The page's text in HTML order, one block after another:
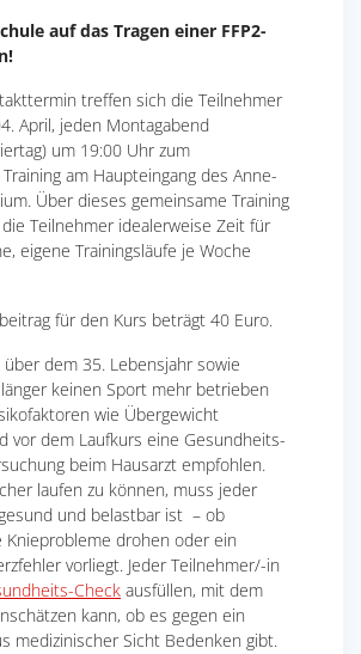
auf das Tragen einer FFP2-
treffen sich die Teilnehmer
April, jeden Montagabend
um 19:00 Uhr zum
am Haupteingang des Anne-
Über dieses gemeinsame Training
Teilnehmer idealerweise Zeit für
eigene Trainingsläufe je Woche
für den Kurs beträgt 40 Euro.
dem 35. Lebensjahr sowie
keinen Sport mehr betrieben
wie Übergewicht
vor dem Laufkurs eine Gesundheits-
beim Hausarzt empfohlen.
laufen zu können, muss jeder
und belastbar ist – ob
Knieprobleme drohen oder ein
vorliegt. Jeder Teilnehmer/-in
Check ausfüllen, mit dem
kann, ob es gegen ein
medizinischer Sicht Bedenken gibt.